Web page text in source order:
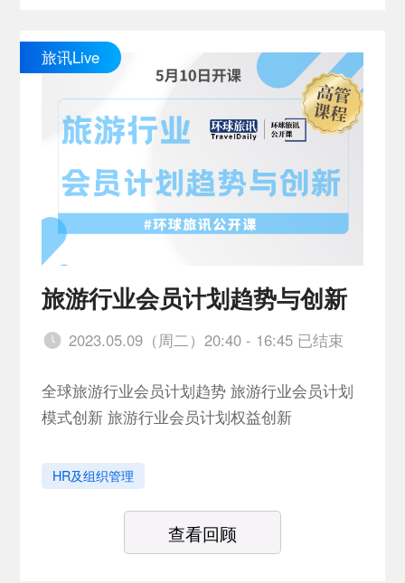
旅讯Live
旅游行业会员计划趋势与创新
2023.05.09（周二）20:40 - 16:45 已结束
全球旅游行业会员计划趋势 旅游行业会员计划
模式创新 旅游行业会员计划权益创新
HR及组织管理
查看回顾